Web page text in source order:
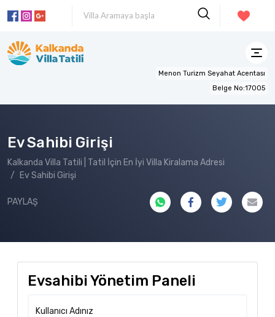
Menon Turizm Seyahat Acentası
Belge No:17005
Ev Sahibi Girişi
Kalkanda Villa Tatili | Tatil İçin En İyi Villa Kiralama Adresi
Ev Sahibi Girişi
PAYLAŞ
Evsahibi Yönetim Paneli
Kullanıcı Adınız